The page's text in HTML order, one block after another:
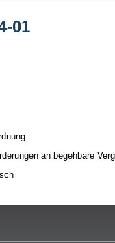
01
an begehbare